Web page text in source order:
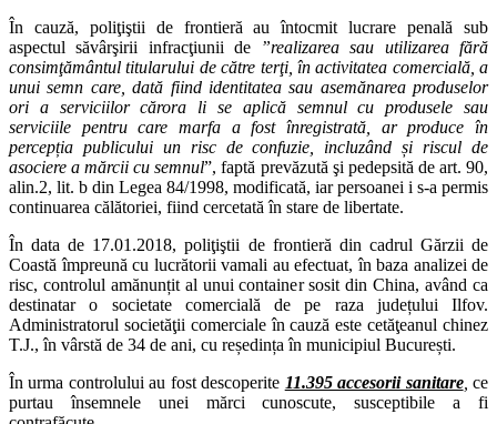
În cauză, poliţiştii de frontieră au întocmit lucrare penală sub
aspectul săvârşirii infracţiunii de
”realizarea sau utilizarea fără
consimţământul titularului de către terţi, în activitatea comercială, a
unui semn care, dată fiind identitatea sau asemănarea produselor
ori a serviciilor cărora li se aplică semnul cu produsele sau
serviciile pentru care marfa a fost înregistrată, ar produce în
percepția publicului un risc de confuzie, incluzând și riscul de
asociere a mărcii cu semnul”, faptă prevăzută şi pedepsită de art. 90,
alin.2, lit. b din Legea 84/1998, modificată, iar persoanei i s-a permis
continuarea călătoriei, fiind cercetată în stare de libertate.
În data de 17.01.2018, poliţiştii de frontieră din cadrul Gărzii de
Coastă împreună cu lucrătorii vamali au efectuat, în baza analizei de
risc, controlul amănunțit al unui container sosit din China, având ca
destinatar o societate comercială de pe raza județului Ilfov.
Administratorul societăţii comerciale în cauză este cetăţeanul chinez
T.J., în vârstă de 34 de ani, cu reședința în municipiul București.
În urma controlului au fost descoperite 11.395 accesorii sanitare,ce
purtau însemnele unei mărci cunoscute, susceptibile a fi